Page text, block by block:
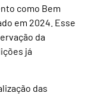
como Bem
em 2024. Esse
da
já
das